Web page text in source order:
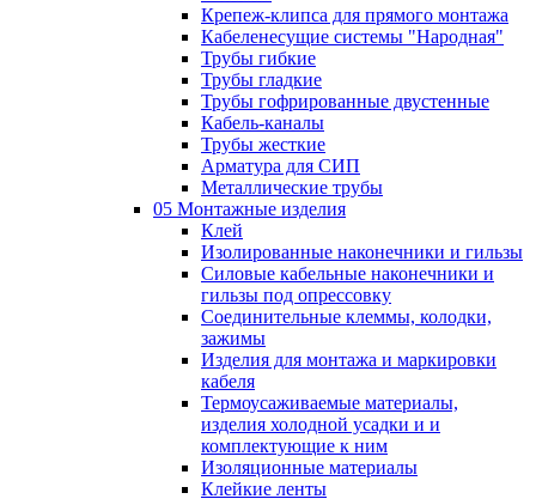
Крепеж-клипса для прямого монтажа
Кабеленесущие системы "Народная"
Трубы гибкие
Трубы гладкие
Трубы гофрированные двустенные
Кабель-каналы
Трубы жесткие
Арматура для СИП
Металлические трубы
05 Монтажные изделия
Клей
Изолированные наконечники и гильзы
Силовые кабельные наконечники и
гильзы под опрессовку
Соединительные клеммы, колодки,
зажимы
Изделия для монтажа и маркировки
кабеля
Термоусаживаемые материалы,
изделия холодной усадки и и
комплектующие к ним
Изоляционные материалы
Клейкие ленты